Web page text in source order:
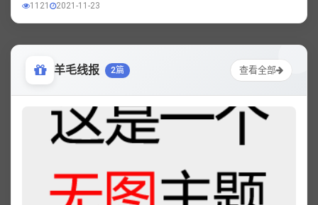
1121 2021-11-23
羊毛线报 2篇 查看全部